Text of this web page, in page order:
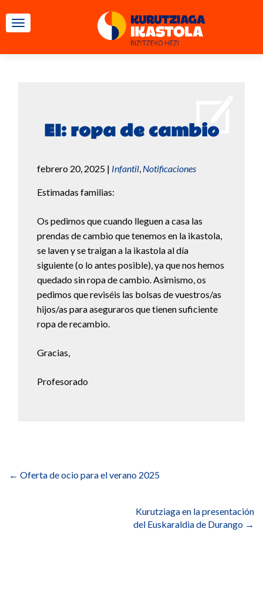
CAMBIAR NAVEGACIÓN
EI: ropa de cambio
febrero 20, 2025 | Infantil, Notificaciones
Estimadas familias:
Os pedimos que cuando lleguen a casa las
prendas de cambio que tenemos en la ikastola,
se laven y se traigan a la ikastola al día
siguiente (o lo antes posible), ya que nos hemos
quedado sin ropa de cambio. Asimismo, os
pedimos que reviséis las bolsas de vuestros/as
hijos/as para aseguraros que tienen suficiente
ropa de recambio.
Gracias,
Profesorado
de
← Oferta de ocio para el verano 2025
Kurutziaga en la presentación
del Euskaraldia de Durango →